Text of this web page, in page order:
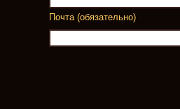
Почта (обязательно)